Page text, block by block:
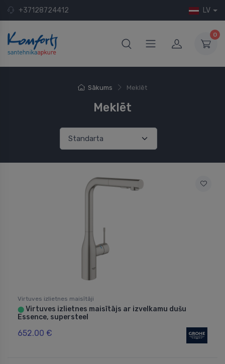
+37128724412 LV
0
Sākums Meklēt
Meklēt
Virtuves izlietnes maisītāji
⬤ Virtuves izlietnes maisītājs ar izvelkamu dušu
Essence, supersteel
652.00 €